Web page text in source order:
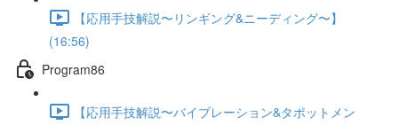
【応用手技解説〜リンギング&ニーディング〜】
(16:56)
Program86
【応用手技解説〜バイブレーション&タポットメン